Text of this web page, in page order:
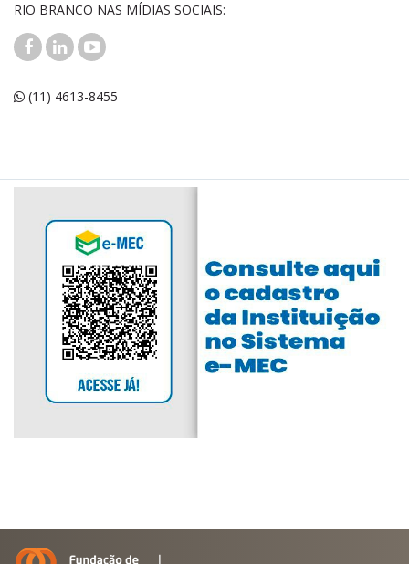
RIO BRANCO NAS MÍDIAS SOCIAIS:
(11) 4613-8455